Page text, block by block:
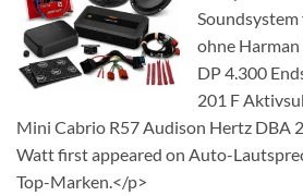
ohne
DP 4.300
201 F
Mini Cabrio R57 Audison Hertz DBA
Watt first appeared on Auto-
Top-Marken.</p>